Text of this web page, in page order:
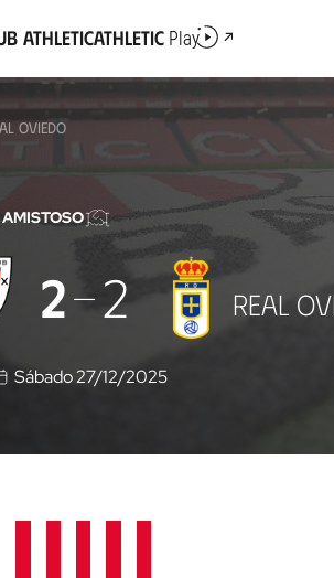
AthleticAthletic Play
OVIEDO
AMISTOSO
2 2 REAL
Sábado 27/12/2025